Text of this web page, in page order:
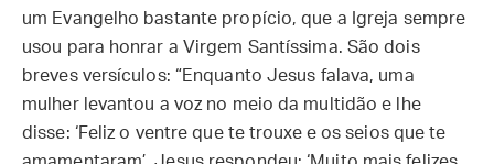
um Evangelho bastante propício, que a Igreja sempre
usou para honrar a Virgem Santíssima. São dois
breves versículos: “Enquanto Jesus falava, uma
mulher levantou a voz no meio da multidão e lhe
disse: ‘Feliz o ventre que te trouxe e os seios que te